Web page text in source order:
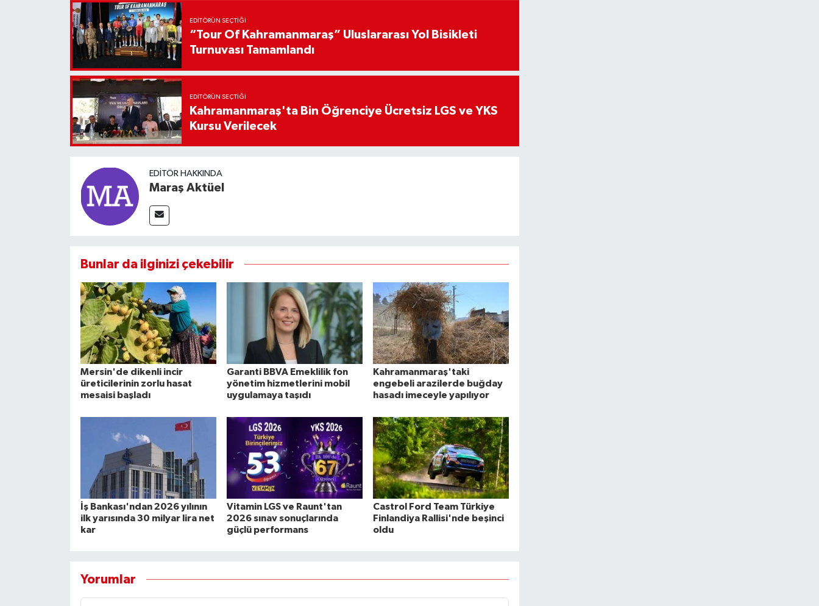
EDITÖRÜN SEÇTIĞI
“Tour Of Kahramanmaraş” Uluslararası Yol Bisikleti
Turnuvası Tamamlandı
EDITÖRÜN SEÇTIĞI
Kahramanmaraş'ta Bin Öğrenciye Ücretsiz LGS ve YKS
Kursu Verilecek
EDITÖR HAKKINDA
Maraş Aktüel
Bunlar da ilginizi çekebilir
Mersin'de dikenli incir
üreticilerinin zorlu hasat
mesaisi başladı
Garanti BBVA Emeklilik fon
yönetim hizmetlerini mobil
uygulamaya taşıdı
Kahramanmaraş'taki
engebeli arazilerde buğday
hasadı imeceyle yapılıyor
İş Bankası'ndan 2026 yılının
ilk yarısında 30 milyar lira net
kar
Vitamin LGS ve Raunt'tan
2026 sınav sonuçlarında
güçlü performans
Castrol Ford Team Türkiye
Finlandiya Rallisi'nde beşinci
oldu
Yorumlar